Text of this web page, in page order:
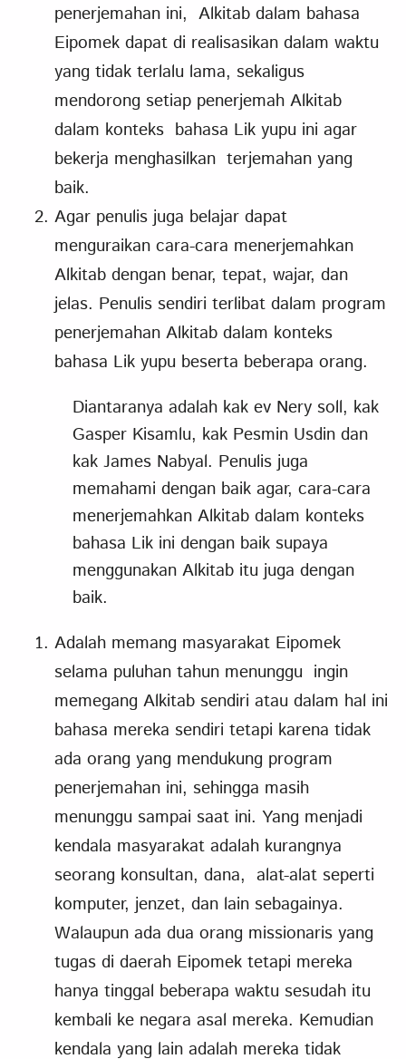
penerjemahan ini, Alkitab dalam bahasa
Eipomek dapat di realisasikan dalam waktu
yang tidak terlalu lama, sekaligus
mendorong setiap penerjemah Alkitab
dalam konteks bahasa Lik yupu ini agar
bekerja menghasilkan terjemahan yang
baik.
Agar penulis juga belajar dapat
menguraikan cara-cara menerjemahkan
Alkitab dengan benar, tepat, wajar, dan
jelas. Penulis sendiri terlibat dalam program
penerjemahan Alkitab dalam konteks
bahasa Lik yupu beserta beberapa orang.
Diantaranya adalah kak ev Nery soll, kak
Gasper Kisamlu, kak Pesmin Usdin dan
kak James Nabyal. Penulis juga
memahami dengan baik agar, cara-cara
menerjemahkan Alkitab dalam konteks
bahasa Lik ini dengan baik supaya
menggunakan Alkitab itu juga dengan
baik.
Adalah memang masyarakat Eipomek
selama puluhan tahun menunggu ingin
memegang Alkitab sendiri atau dalam hal ini
bahasa mereka sendiri tetapi karena tidak
ada orang yang mendukung program
penerjemahan ini, sehingga masih
menunggu sampai saat ini. Yang menjadi
kendala masyarakat adalah kurangnya
seorang konsultan, dana, alat-alat seperti
komputer, jenzet, dan lain sebagainya.
Walaupun ada dua orang missionaris yang
tugas di daerah Eipomek tetapi mereka
hanya tinggal beberapa waktu sesudah itu
kembali ke negara asal mereka. Kemudian
kendala yang lain adalah mereka tidak